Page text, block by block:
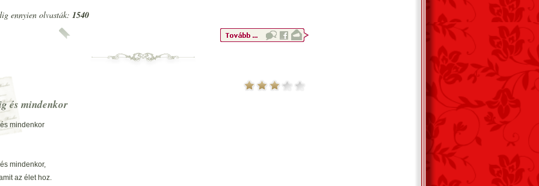
hogy jobb élet jön.
hogy újra élhessek,
hogy minden szép legyen,
ennyien olvasták: 1540
és mindenkor
mindenkor
mindenkor,
az élet hoz.